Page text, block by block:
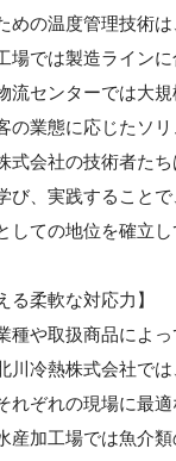
めの温度管理技術
場では製造ライン
流センターでは大
の業態に応じたソ
式会社の技術者た
び、実践すること
しての地位を確立し
る柔軟な対応力】
種や取扱商品によ
川冷熱株式会社で
れぞれの現場に最
産加工場では魚介